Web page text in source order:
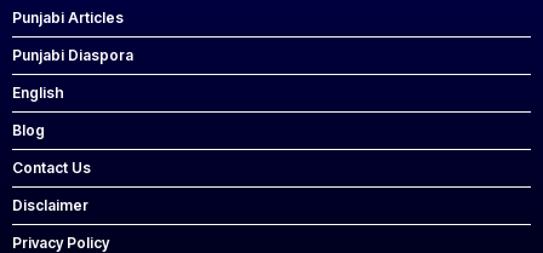
Punjabi Articles
Punjabi Diaspora
English
Blog
Contact Us
Disclaimer
Privacy Policy